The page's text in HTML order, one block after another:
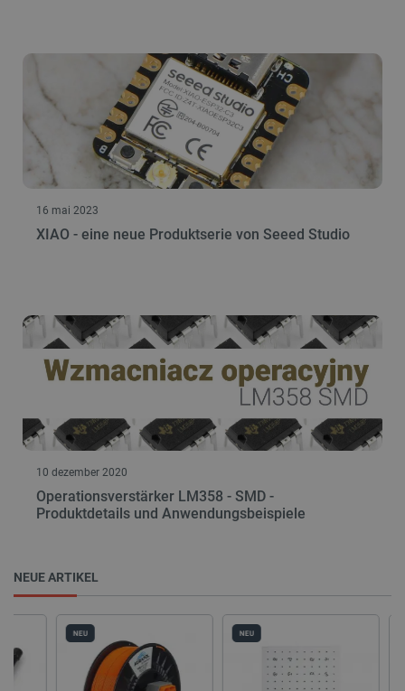
NEUE ARTIKEL
16 mai 2023
XIAO - eine neue Produktserie von Seeed Studio
10 dezember 2020
Operationsverstärker LM358 - SMD -
Produktdetails und Anwendungsbeispiele